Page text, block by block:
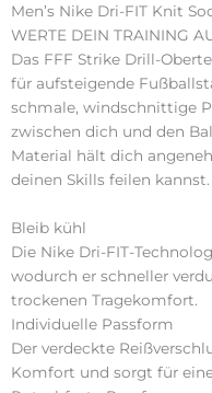
Men’s Nike Dri-FIT Knit
WERTE DEIN TRAINING
Das FFF Strike Drill-
für aufsteigende
schmale, windschnittige
zwischen dich und den
Material hält dich
deinen Skills feilen kannst.
Bleib kühl
Die Nike Dri-FIT-
wodurch er schneller
trockenen Tragekomfort.
Individuelle Passform
Der verdeckte
Komfort und sorgt für